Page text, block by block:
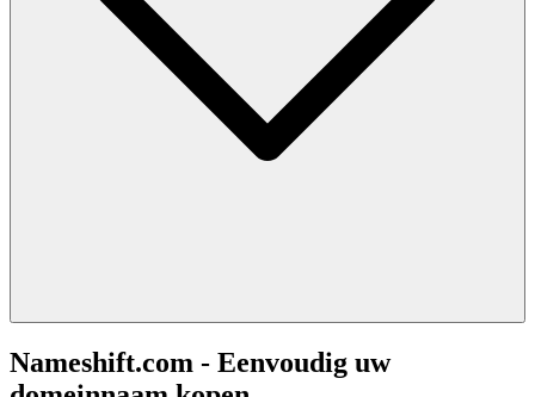
Nameshift.com - Eenvoudig uw